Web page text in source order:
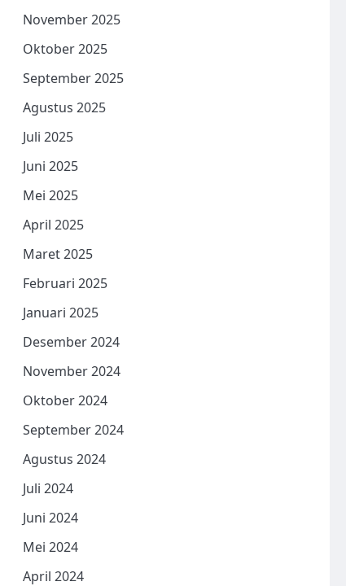
November 2025
Oktober 2025
September 2025
Agustus 2025
Juli 2025
Juni 2025
Mei 2025
April 2025
Maret 2025
Februari 2025
Januari 2025
Desember 2024
November 2024
Oktober 2024
September 2024
Agustus 2024
Juli 2024
Juni 2024
Mei 2024
April 2024